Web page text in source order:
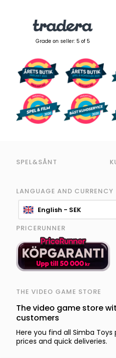
Grade on seller: 5 of 5
SPEL&SÅNT
LANGUAGE AND CURRENCY
English - SEK
PRICERUNNER
THE VIDEO GAME STORE
The video game store
customers
Here you find all Simba
prices and quick deliveries.